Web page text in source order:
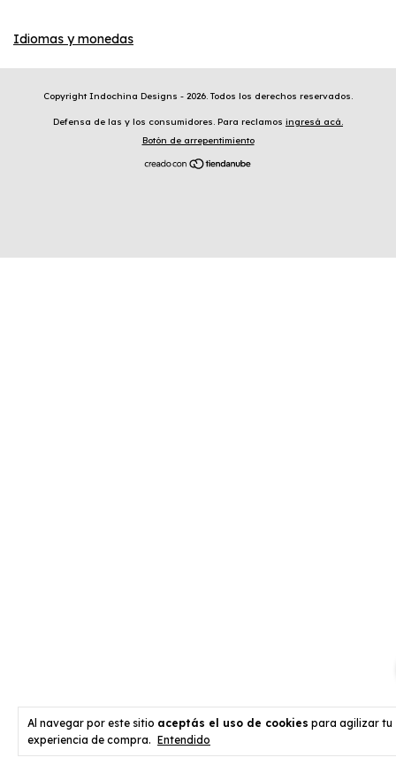
Al navegar por este sitio aceptás el uso de cookies para agilizar tu
experiencia de compra. Entendido
Idiomas y monedas
Copyright Indochina Designs - 2026. Todos los derechos reservados.
Defensa de las y los consumidores. Para reclamos ingresá acá.
Botón de arrepentimiento